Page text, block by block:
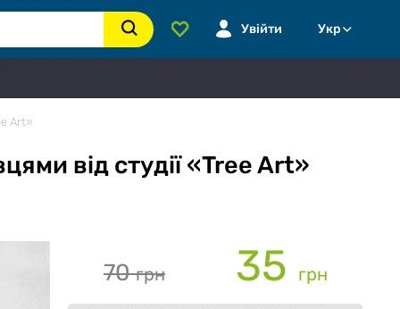
Увійти Укр
Art»
від студії «Tree Art»
70грн 35 грн